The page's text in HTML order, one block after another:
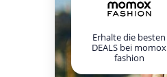
Erhalte die besten
DEALS bei momox
fashion